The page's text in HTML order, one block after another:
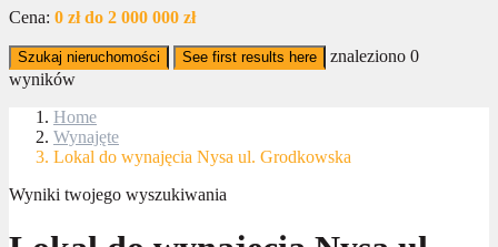
Cena: 0 zł do 2 000 000 zł
Szukaj nieruchomości See first results here znaleziono 0
wyników
Home
Wynajęte
Lokal do wynajęcia Nysa ul. Grodkowska
Wyniki twojego wyszukiwania